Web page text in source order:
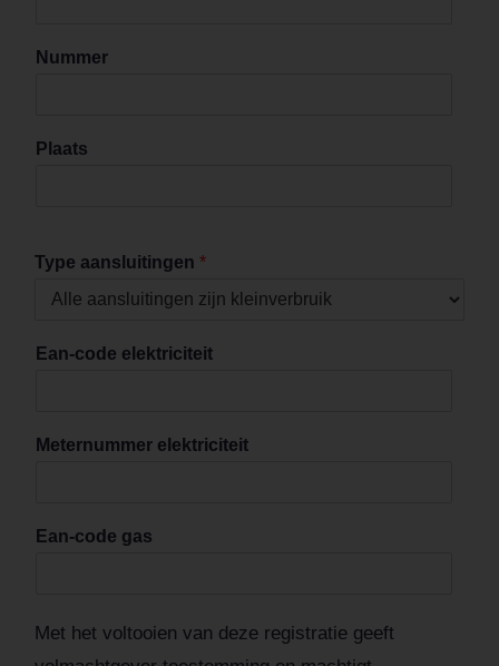
Nummer
Plaats
Type aansluitingen *
Ean-code elektriciteit
Meternummer elektriciteit
Ean-code gas
Met het voltooien van deze registratie geeft